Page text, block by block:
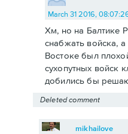
March 31 2016,
Хм, но на Балтике
снабжать войска,
Востоке был
сухопутных войск
добились бы
Deleted comment
mikhailove